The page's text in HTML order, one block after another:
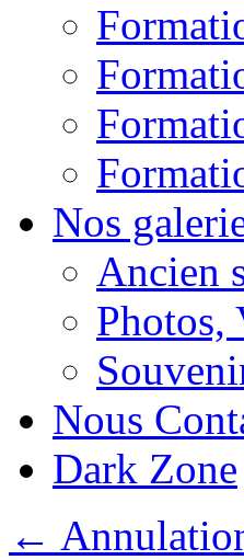
Nos
Ancien
Photos,
Nous
Dark Zone
←